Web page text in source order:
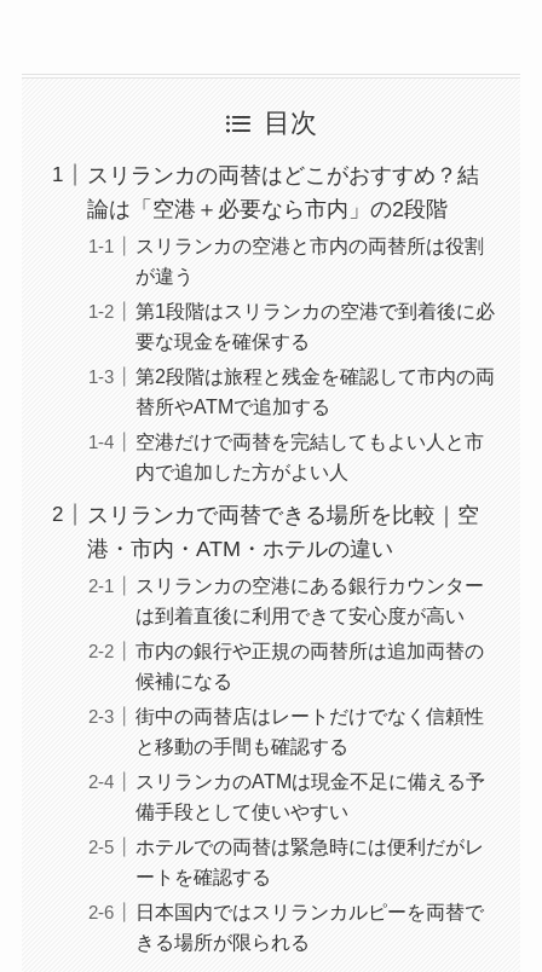
目次
スリランカの両替はどこがおすすめ？結
論は「空港＋必要なら市内」の2段階
スリランカの空港と市内の両替所は役割
が違う
第1段階はスリランカの空港で到着後に必
要な現金を確保する
第2段階は旅程と残金を確認して市内の両
替所やATMで追加する
空港だけで両替を完結してもよい人と市
内で追加した方がよい人
スリランカで両替できる場所を比較｜空
港・市内・ATM・ホテルの違い
スリランカの空港にある銀行カウンター
は到着直後に利用できて安心度が高い
市内の銀行や正規の両替所は追加両替の
候補になる
街中の両替店はレートだけでなく信頼性
と移動の手間も確認する
スリランカのATMは現金不足に備える予
備手段として使いやすい
ホテルでの両替は緊急時には便利だがレ
ートを確認する
日本国内ではスリランカルピーを両替で
きる場所が限られる